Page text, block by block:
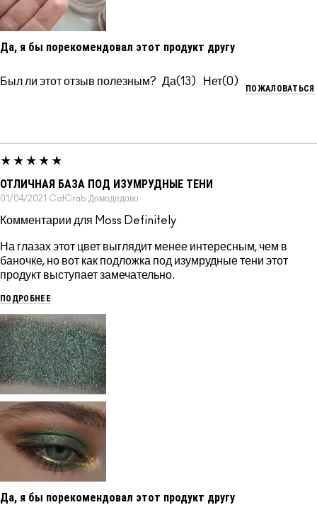
Да, я бы порекомендовал этот продукт другу
Был ли этот отзыв полезным? 13 0
ПОЖАЛОВАТЬСЯ
ОТЛИЧНАЯ БАЗА ПОД ИЗУМРУДНЫЕ ТЕНИ
01/04/2021 CatCrab Домодедово
Комментарии для Moss Definitely
На глазах этот цвет выглядит менее интересным, чем в
баночке, но вот как подложка под изумрудные тени этот
продукт выступает замечательно.
ПОДРОБНЕЕ
Да, я бы порекомендовал этот продукт другу